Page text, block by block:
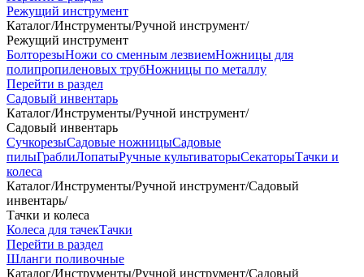
Режущий инструмент
Каталог/Инструменты/Ручной инструмент/
Режущий инструмент
БолторезыНожи со сменным лезвиемНожницы для
полипропиленовых трубНожницы по металлу
Перейти в раздел
Садовый инвентарь
Каталог/Инструменты/Ручной инструмент/
Садовый инвентарь
СучкорезыСадовые ножницыСадовые
пилыГраблиЛопатыРучные культиваторыСекаторыТачки и
колеса
Каталог/Инструменты/Ручной инструмент/Садовый
инвентарь/
Тачки и колеса
Колеса для тачекТачки
Перейти в раздел
Шланги поливочные
Каталог/Инструменты/Ручной инструмент/Садовый